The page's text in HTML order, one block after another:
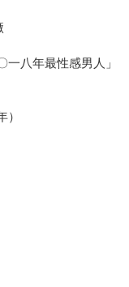
八年最性感男人」